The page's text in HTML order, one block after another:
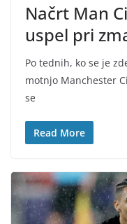
Načrt Man
uspel pri
Po tednih, ko se je
motnjo Manchester
se
Read More